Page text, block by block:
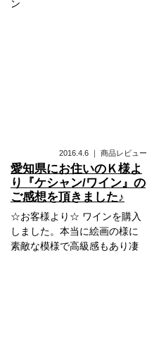
ン
2016.4.6 ｜ 商品レビュー
愛知県にお住いのＫ様よ
り『ケシャン/ワイン』の
ご感想を頂きました♪
☆お客様より☆ ワインを購入
しました。本当に絵画の様に
素敵な模様で高級感もあり凄